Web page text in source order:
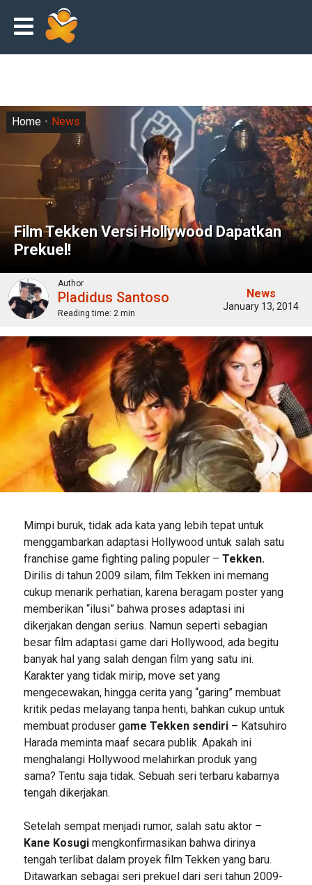
Film Tekken Versi Hollywood Dapatkan
Prekuel!
Home News
Author
Pladidus Santoso
Reading time: 2 min
News
January 13, 2014
Mimpi buruk, tidak ada kata yang lebih tepat untuk
menggambarkan adaptasi Hollywood untuk salah satu
franchise game fighting paling populer – Tekken.
Dirilis di tahun 2009 silam, film Tekken ini memang
cukup menarik perhatian, karena beragam poster yang
memberikan “ilusi” bahwa proses adaptasi ini
dikerjakan dengan serius. Namun seperti sebagian
besar film adaptasi game dari Hollywood, ada begitu
banyak hal yang salah dengan film yang satu ini.
Karakter yang tidak mirip, move set yang
mengecewakan, hingga cerita yang “garing” membuat
kritik pedas melayang tanpa henti, bahkan cukup untuk
membuat produser game Tekken sendiri – Katsuhiro
Harada meminta maaf secara publik. Apakah ini
menghalangi Hollywood melahirkan produk yang
sama? Tentu saja tidak. Sebuah seri terbaru kabarnya
tengah dikerjakan.
Setelah sempat menjadi rumor, salah satu aktor –
Kane Kosugimengkonfirmasikan bahwa dirinya
tengah terlibat dalam proyek film Tekken yang baru.
Ditawarkan sebagai seri prekuel dari seri tahun 2009-